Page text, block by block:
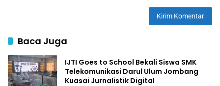
Baca Juga
IJTI Goes to School Bekali Siswa SMK
Telekomunikasi Darul Ulum Jombang
Kuasai Jurnalistik Digital